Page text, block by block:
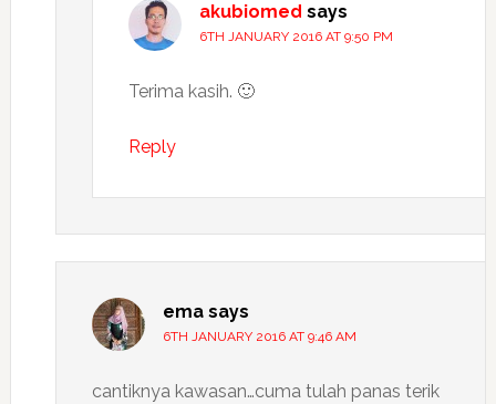
akubiomed says
6TH JANUARY 2016 AT 9:50 PM
Terima kasih. 🙂
Reply
ema says
6TH JANUARY 2016 AT 9:46 AM
cantiknya kawasan…cuma tulah panas terik